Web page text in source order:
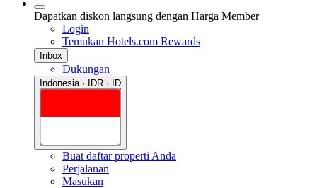
Dapatkan diskon langsung dengan Harga Member
Login
Temukan Hotels.com Rewards
Inbox
Dukungan
Indonesia · IDR · ID
Buat daftar properti Anda
Perjalanan
Masukan